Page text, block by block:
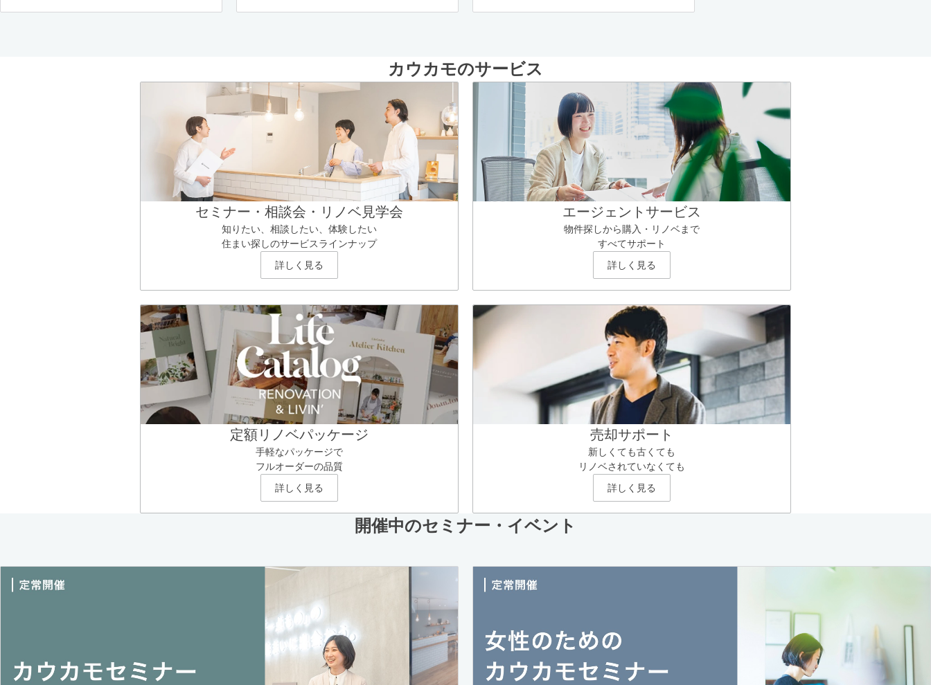
カウカモのサービス
セミナー・相談会・リノベ見学会
知りたい、相談したい、体験したい
住まい探しのサービスラインナップ
詳しく見る
エージェントサービス
物件探しから購入・リノベまで
すべてサポート
詳しく見る
定額リノベパッケージ
手軽なパッケージで
フルオーダーの品質
詳しく見る
売却サポート
新しくても古くても
リノベされていなくても
詳しく見る
開催中のセミナー・イベント